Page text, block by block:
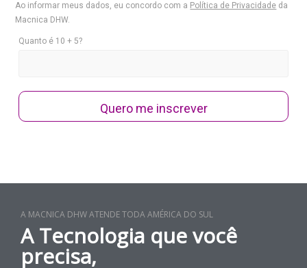
Ao informar meus dados, eu concordo com a Política de Privacidade da
Macnica DHW.
Quanto é 10 + 5?
Quero me inscrever
A MACNICA DHW ATENDE TODA AMÉRICA DO SUL
A Tecnologia que você
precisa,